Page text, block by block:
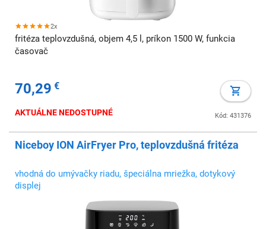
2x
fritéza teplovzdušná, objem 4,5 l, príkon 1500 W, funkcia
časovač
70,29 €
Kód: 431376
AKTUÁLNE NEDOSTUPNÉ
Niceboy ION AirFryer Pro, teplovzdušná fritéza
vhodná do umývačky riadu, špeciálna mriežka, dotykový
displej